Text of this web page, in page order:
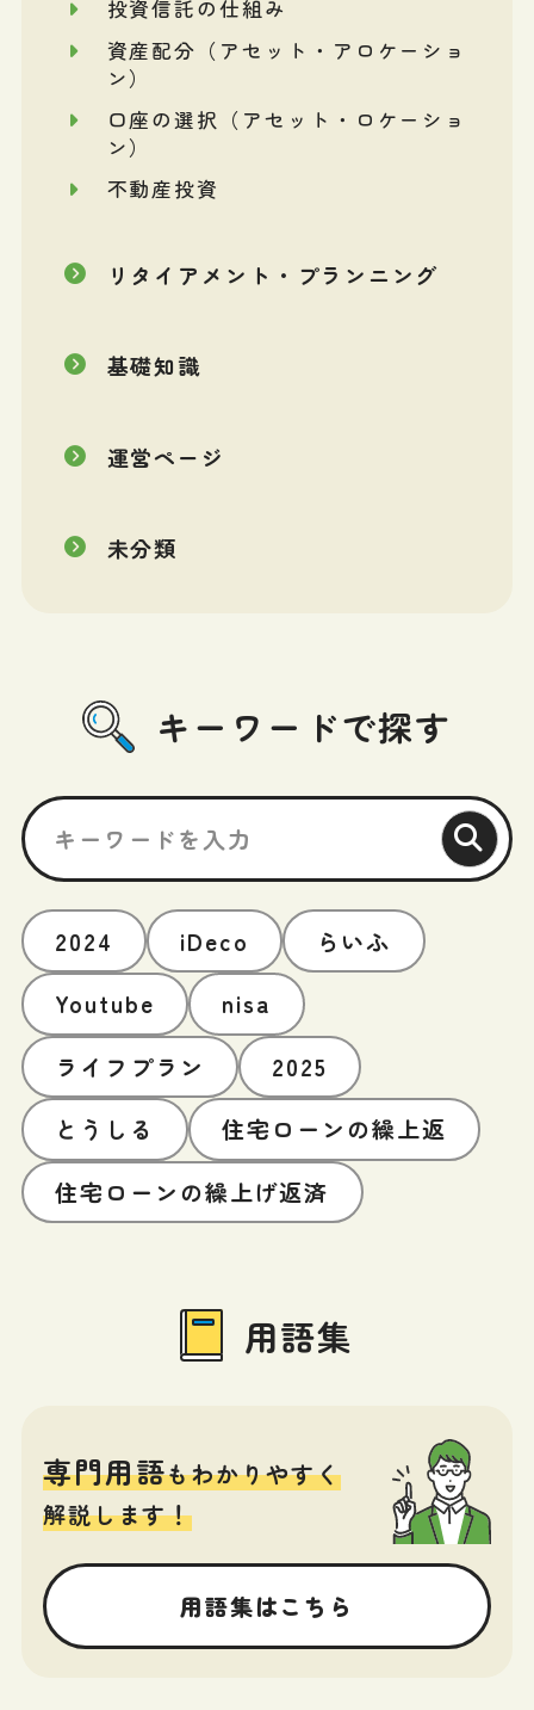
投資信託の仕組み
資産配分（アセット・アロケーショ
ン）
口座の選択（アセット・ロケーショ
ン）
不動産投資
リタイアメント・プランニング
基礎知識
運営ページ
未分類
キーワードで探す
2024 iDeco
らいふ
Youtube
nisa
ライフプラン
2025
とうしる
住宅ローンの繰上返
住宅ローンの繰上げ返済
用語集
専門用語もわかりやすく
解説します！
用語集はこちら